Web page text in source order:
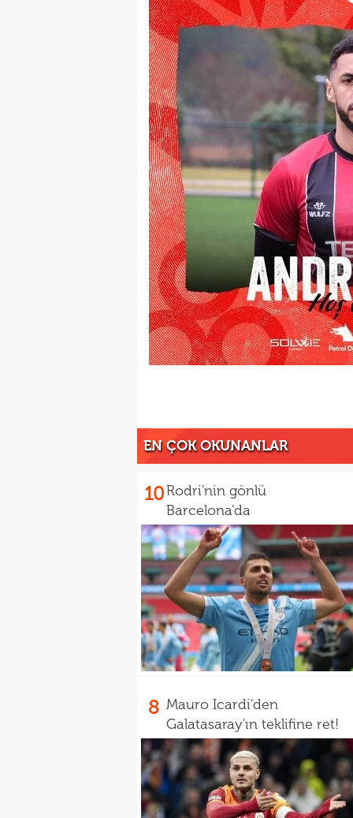
EN ÇOK OKUNANLAR
10Rodri'nin gönlü
Barcelona'da
8 Mauro Icardi'den
Galatasaray'ın teklifine ret!